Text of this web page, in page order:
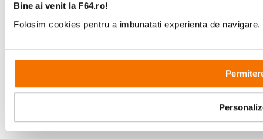
Bine ai venit la F64.ro!
Folosim cookies pentru a imbunatati experienta de